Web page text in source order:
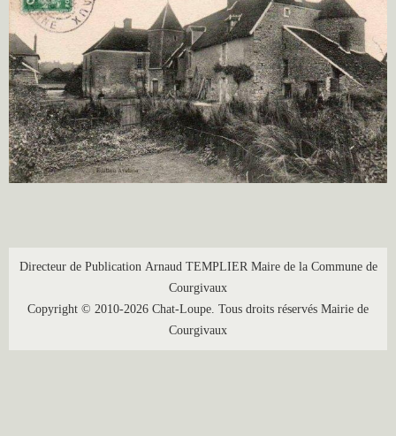
Directeur de Publication Arnaud TEMPLIER Maire de la Commune de
Courgivaux
Copyright © 2010-2026 Chat-Loupe. Tous droits réservés Mairie de
Courgivaux